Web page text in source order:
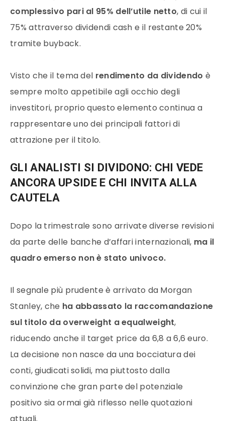
complessivo pari al 95% dell’utile netto, di cui il
75% attraverso dividendi cash e il restante 20%
tramite buyback.
Visto che il tema del rendimento da dividendo è
sempre molto appetibile agli occhio degli
investitori, proprio questo elemento continua a
rappresentare uno dei principali fattori di
attrazione per il titolo.
GLI ANALISTI SI DIVIDONO: CHI VEDE
ANCORA UPSIDE E CHI INVITA ALLA
CAUTELA
Dopo la trimestrale sono arrivate diverse revisioni
da parte delle banche d’affari internazionali, ma il
quadro emerso non è stato univoco.
Il segnale più prudente è arrivato da Morgan
Stanley, che ha abbassato la raccomandazione
sul titolo da overweight a equalweight,
riducendo anche il target price da 6,8 a 6,6 euro.
La decisione non nasce da una bocciatura dei
conti, giudicati solidi, ma piuttosto dalla
convinzione che gran parte del potenziale
positivo sia ormai già riflesso nelle quotazioni